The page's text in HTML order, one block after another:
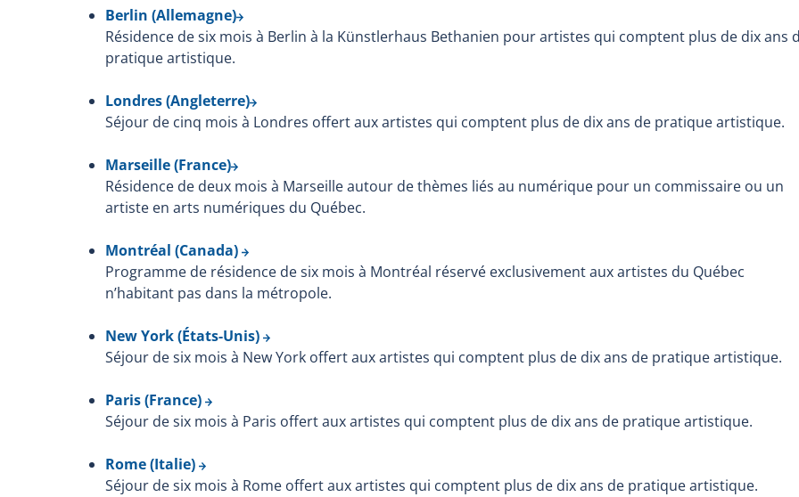
Berlin (Allemagne)
Résidence de six mois à Berlin à la Künstlerhaus Bethanien pour artistes qui comptent plus de dix ans
pratique artistique.
Londres (Angleterre)
Séjour de cinq mois à Londres offert aux artistes qui comptent plus de dix ans de pratique artistique.
Marseille (France)
Résidence de deux mois à Marseille autour de thèmes liés au numérique pour un commissaire ou un
artiste en arts numériques du Québec.
Montréal (Canada)
Programme de résidence de six mois à Montréal réservé exclusivement aux artistes du Québec
n’habitant pas dans la métropole.
New York (États-Unis)
Séjour de six mois à New York offert aux artistes qui comptent plus de dix ans de pratique artistique.
Paris (France)
Séjour de six mois à Paris offert aux artistes qui comptent plus de dix ans de pratique artistique.
Rome (Italie)
Séjour de six mois à Rome offert aux artistes qui comptent plus de dix ans de pratique artistique.